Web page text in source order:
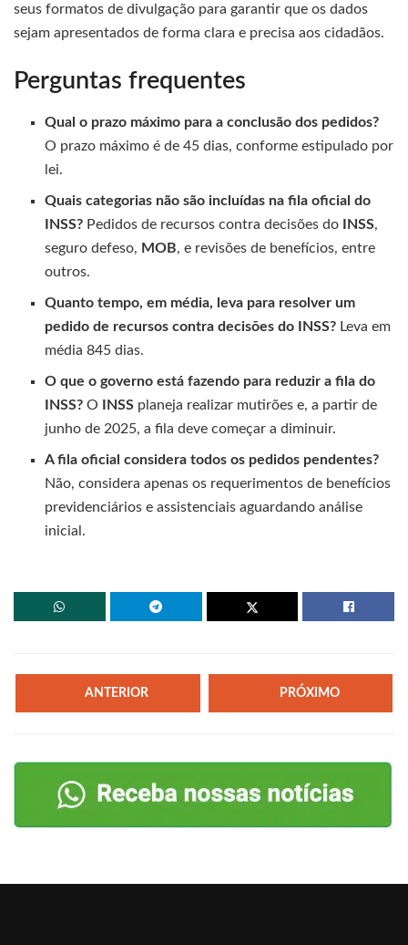
seus formatos de divulgação para garantir que os dados
sejam apresentados de forma clara e precisa aos cidadãos.
Perguntas frequentes
Qual o prazo máximo para a conclusão dos pedidos?
O prazo máximo é de 45 dias, conforme estipulado por
lei.
Quais categorias não são incluídas na fila oficial do
INSS? Pedidos de recursos contra decisões do INSS,
seguro defeso, MOB, e revisões de benefícios, entre
outros.
Quanto tempo, em média, leva para resolver um
pedido de recursos contra decisões do INSS? Leva em
média 845 dias.
O que o governo está fazendo para reduzir a fila do
INSS? O INSS planeja realizar mutirões e, a partir de
junho de 2025, a fila deve começar a diminuir.
A fila oficial considera todos os pedidos pendentes?
Não, considera apenas os requerimentos de benefícios
previdenciários e assistenciais aguardando análise
inicial.
ANTERIOR PRÓXIMO